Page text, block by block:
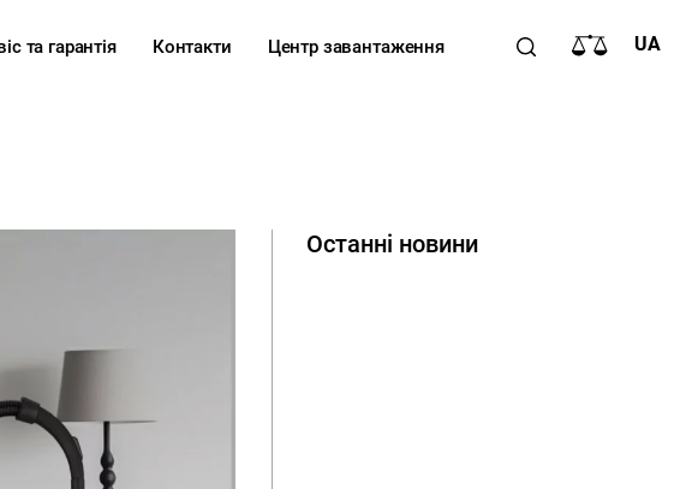
та гарантія Контакти Центр завантаження UA
Останні новини